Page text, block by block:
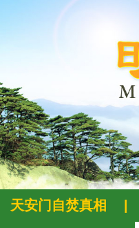
天安门自焚真相